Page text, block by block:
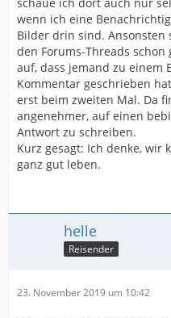
wenn ich eine
Bilder drin sind.
den Forums-Threads
auf, dass jemand zu einem
Kommentar geschrieben
erst beim zweiten Mal. Da
angenehmer, auf einen
Antwort zu schreiben.
Kurz gesagt: Ich denke, wir
ganz gut leben.
helle
Reisender
23. November 2019 um 10:42